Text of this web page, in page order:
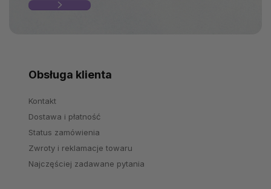
Obsługa klienta
Kontakt
Dostawa i płatność
Status zamówienia
Zwroty i reklamacje towaru
Najczęściej zadawane pytania